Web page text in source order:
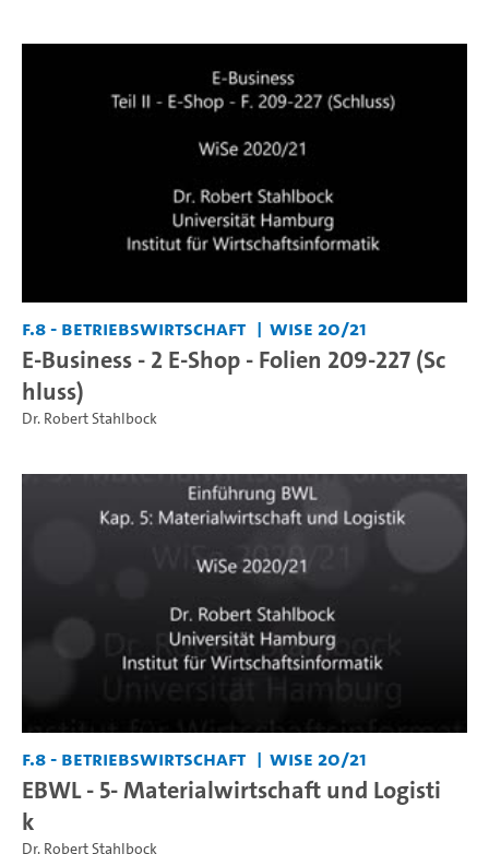
F.8 - Betriebswirtschaft WiSe 20/21
E-Business - 2 E-Shop - Folien 209-227 (Sc
hluss)
Dr. Robert Stahlbock
F.8 - Betriebswirtschaft WiSe 20/21
EBWL - 5- Materialwirtschaft und Logisti
k
Dr. Robert Stahlbock